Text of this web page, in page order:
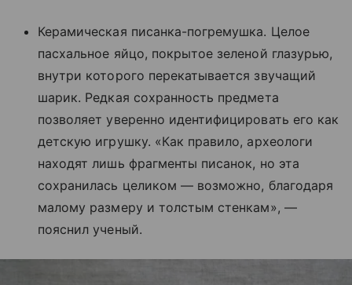
Керамическая писанка-погремушка. Целое
пасхальное яйцо, покрытое зеленой глазурью,
внутри которого перекатывается звучащий
шарик. Редкая сохранность предмета
позволяет уверенно идентифицировать его как
детскую игрушку. «Как правило, археологи
находят лишь фрагменты писанок, но эта
сохранилась целиком — возможно, благодаря
малому размеру и толстым стенкам», —
пояснил ученый.